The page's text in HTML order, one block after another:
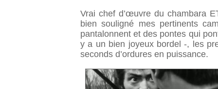
Vrai chef d’œuvre du chambara
bien souligné mes pertinents
pantalonnent et des pontes qui
y a un bien joyeux bordel -, les
seconds d’ordures en puissance.